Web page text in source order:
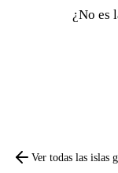
¿No es
Ver todas las islas